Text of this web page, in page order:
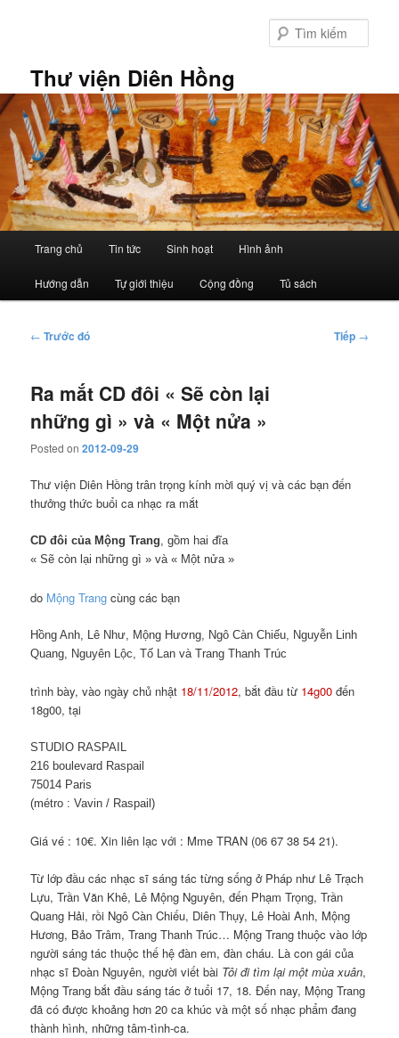
Thư viện Diên Hồng
kiếm
Trang chủ Tin tức Sinh hoạt Hình ảnh
Hướng dẫn Tự giới thiệu Cộng đồng Tủ sách
Điều
viết
← Trước đó Tiếp →
Ra mắt CD đôi « Sẽ còn lại
những gì » và « Một nửa »
Posted on2012-09-29
Thư viện Diên Hồng trân trọng kính mời quý vị và các bạn đến
thưởng thức buổi ca nhạc ra mắt
CD đôi của Mộng Trang, gồm hai đĩa
« Sẽ còn lại những gì » và « Một nửa »
do Mộng Trang cùng các bạn
Hồng Anh, Lê Như, Mộng Hương, Ngô Càn Chiếu, Nguyễn Linh
Quang, Nguyên Lộc, Tố Lan và Trang Thanh Trúc
trình bày, vào ngày chủ nhật 18/11/2012, bắt đầu từ 14g00 đến
18g00, tại
STUDIO RASPAIL
216 boulevard Raspail
75014 Paris
(métro :Vavin / Raspail)
Giá vé : 10€. Xin liên lạc với : Mme TRAN (06 67 38 54 21).
Từ lớp đầu các nhạc sĩ sáng tác từng sống ở Pháp như Lê Trạch
Lựu, Trần Văn Khê, Lê Mộng Nguyên, đến Phạm Trọng, Trần
Quang Hải, rồi Ngô Càn Chiếu, Diên Thụy, Lê Hoài Anh, Mộng
Hương, Bảo Trâm, Trang Thanh Trúc… Mộng Trang thuộc vào lớp
người sáng tác thuộc thế hệ đàn em, đàn cháu. Là con gái của
nhạc sĩ Đoàn Nguyên, người viết bài Tôi đi tìm lại một mùa xuân,
Mộng Trang bắt đầu sáng tác ở tuổi 17, 18. Đến nay, Mộng Trang
đã có được khoảng hơn 20 ca khúc và một số nhạc phẩm đang
thành hình, những tâm-tình-ca.